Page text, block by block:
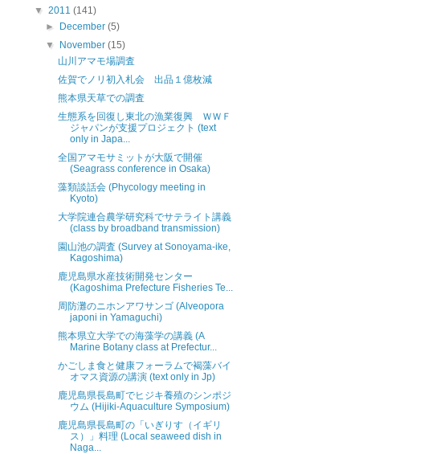
▼ 2011 (141)
►
December(5)
▼
November(15)
山川アマモ場調査
佐賀でノリ初入札会 出品１億枚減
熊本県天草での調査
生態系を回復し東北の漁業復興 ＷＷＦ
ジャパンが支援プロジェクト (text
only in Japa...
全国アマモサミットが大阪で開催
(Seagrass conference in Osaka)
藻類談話会 (Phycology meeting in
Kyoto)
大学院連合農学研究科でサテライト講義
(class by broadband transmission)
園山池の調査 (Survey at Sonoyama-ike,
Kagoshima)
鹿児島県水産技術開発センター
(Kagoshima Prefecture Fisheries Te...
周防灘のニホンアワサンゴ (Alveopora
japoni in Yamaguchi)
熊本県立大学での海藻学の講義 (A
Marine Botany class at Prefectur...
かごしま食と健康フォーラムで褐藻バイ
オマス資源の講演 (text only in Jp)
鹿児島県長島町でヒジキ養殖のシンポジ
ウム (Hijiki-Aquaculture Symposium)
鹿児島県長島町の「いぎりす（イギリ
ス）」料理 (Local seaweed dish in
Naga...